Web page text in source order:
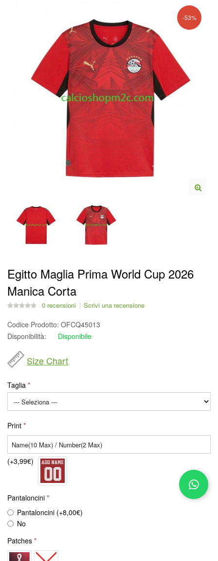
-53%
Egitto Maglia Prima World Cup 2026
Manica Corta
0 recensioni Scrivi una recensione
Codice Prodotto: OFCQ45013
Disponibilità:
Disponibile
Size Chart
Taglia
Print
(+3,99€)
Pantaloncini
Pantaloncini (+8,00€)
No
Patches